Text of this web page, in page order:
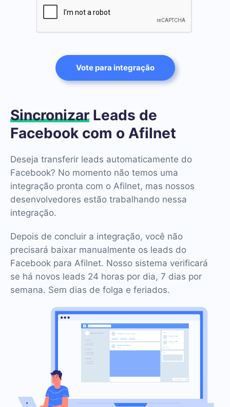
Vote para integração
Sincronizar Leads de
Facebook com o Afilnet
Deseja transferir leads automaticamente do
Facebook? No momento não temos uma
integração pronta com o Afilnet, mas nossos
desenvolvedores estão trabalhando nessa
integração.
Depois de concluir a integração, você não
precisará baixar manualmente os leads do
Facebook para Afilnet. Nosso sistema verificará
se há novos leads 24 horas por dia, 7 dias por
semana. Sem dias de folga e feriados.